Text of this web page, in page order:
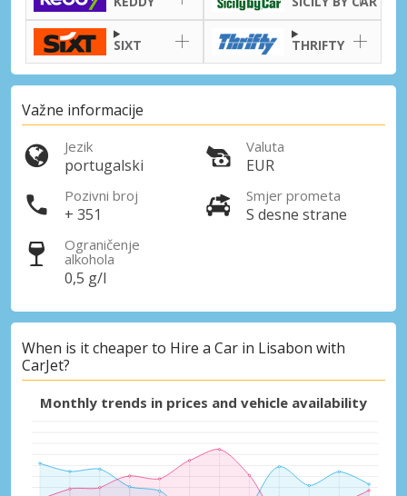
SIXT THRIFTY
Važne informacije
Jezik
portugalski
Valuta
EUR
Pozivni broj
+ 351
Smjer prometa
S desne strane
Ograničenje
alkohola
0,5 g/l
When is it cheaper to Hire a Car in Lisabon with
CarJet?
Monthly trends in prices and vehicle availability